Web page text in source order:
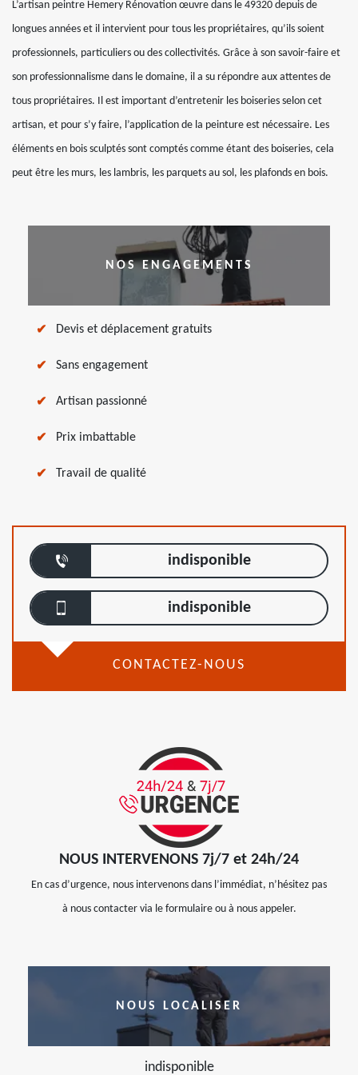
L’artisan peintre Hemery Rénovation œuvre dans le 49320 depuis de
longues années et il intervient pour tous les propriétaires, qu’ils soient
professionnels, particuliers ou des collectivités. Grâce à son savoir-faire et
son professionnalisme dans le domaine, il a su répondre aux attentes de
tous propriétaires. Il est important d’entretenir les boiseries selon cet
artisan, et pour s’y faire, l’application de la peinture est nécessaire. Les
éléments en bois sculptés sont comptés comme étant des boiseries, cela
peut être les murs, les lambris, les parquets au sol, les plafonds en bois.
NOS ENGAGEMENTS
Devis et déplacement gratuits
Sans engagement
Artisan passionné
Prix imbattable
Travail de qualité
indisponible
indisponible
CONTACTEZ-NOUS
NOUS INTERVENONS 7j/7 et 24h/24
En cas d’urgence, nous intervenons dans l’immédiat, n’hésitez pas
à nous contacter via le formulaire ou à nous appeler.
NOUS LOCALISER
indisponible